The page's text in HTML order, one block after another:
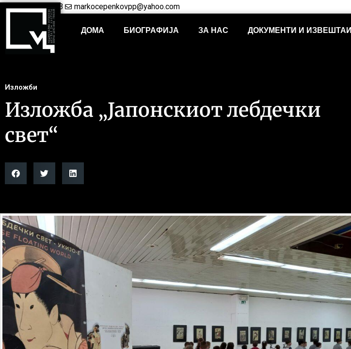
+38948421703 markocepenkovpp@yahoo.com
ДОМА БИОГРАФИЈА ЗА НАС ДОКУМЕНТИ И ИЗВЕШТАИ
Изложби
Изложба „Јапонскиот лебдечки
свет“